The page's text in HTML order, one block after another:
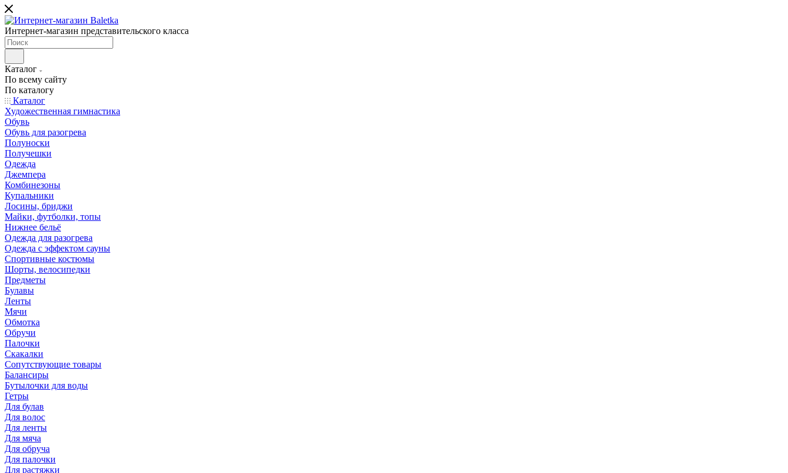
Интернет-магазин представительского класса
Каталог
По всему сайту
По каталогу
Каталог
Художественная гимнастика
Обувь
Обувь для разогрева
Полуноски
Получешки
Одежда
Джемпера
Комбинезоны
Купальники
Лосины, бриджи
Майки, футболки, топы
Нижнее бельё
Одежда для разогрева
Одежда с эффектом сауны
Спортивные костюмы
Шорты, велосипедки
Предметы
Булавы
Ленты
Мячи
Обмотка
Обручи
Палочки
Скакалки
Сопутствующие товары
Балансиры
Бутылочки для воды
Гетры
Для булав
Для волос
Для ленты
Для мяча
Для обруча
Для палочки
Для растяжки